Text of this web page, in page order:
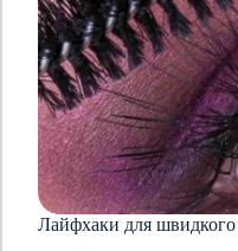
Лайфхаки для швидкого